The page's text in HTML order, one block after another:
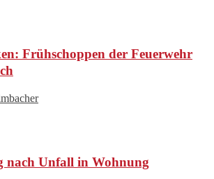
Frühschoppen der Feuerwehr
nach Unfall in Wohnung